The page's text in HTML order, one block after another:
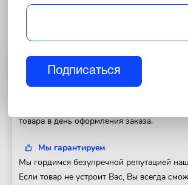
Полезная информация
товара в день оформления заказа.
Мы гарантируем
Мы гордимся безупречной репутацией
Если товар не устроит Вас, Вы всегда
Подписаться